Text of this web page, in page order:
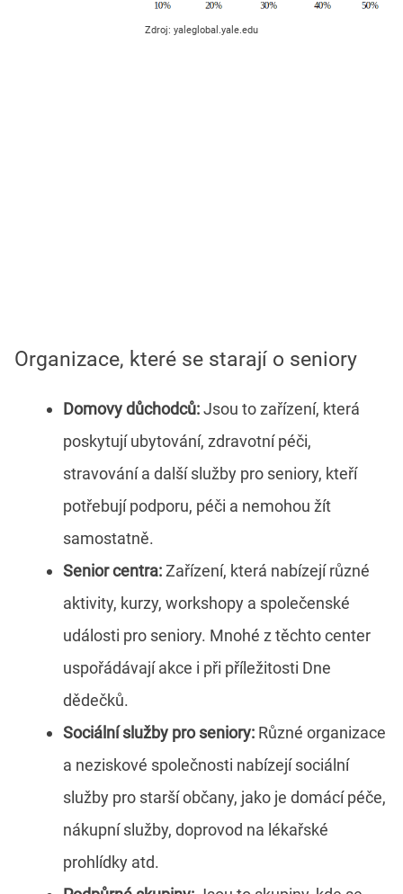
Zdroj: yaleglobal.yale.edu
Organizace, které se starají o seniory
Domovy důchodců:Jsou to zařízení, která
poskytují ubytování, zdravotní péči,
stravování a další služby pro seniory, kteří
potřebují podporu, péči a nemohou žít
samostatně.
Senior centra:Zařízení, která nabízejí různé
aktivity, kurzy, workshopy a společenské
události pro seniory. Mnohé z těchto center
uspořádávají akce i při příležitosti Dne
dědečků.
Sociální služby pro seniory: Různé organizace
a neziskové společnosti nabízejí sociální
služby pro starší občany, jako je domácí péče,
nákupní služby, doprovod na lékařské
prohlídky atd.